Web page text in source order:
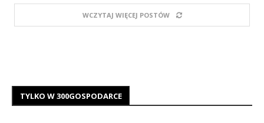
WCZYTAJ WIĘCEJ POSTÓW
TYLKO W 300GOSPODARCE